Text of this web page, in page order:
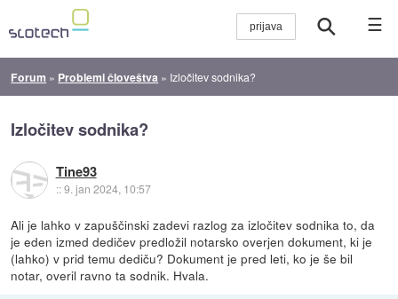
☰
Forum » Problemi človeštva » Izločitev sodnika?
Izločitev sodnika?
Tine93
::9. jan 2024, 10:57
Ali je lahko v zapuščinski zadevi razlog za izločitev sodnika to, da
je eden izmed dedičev predložil notarsko overjen dokument, ki je
(lahko) v prid temu dediču? Dokument je pred leti, ko je še bil
notar, overil ravno ta sodnik. Hvala.